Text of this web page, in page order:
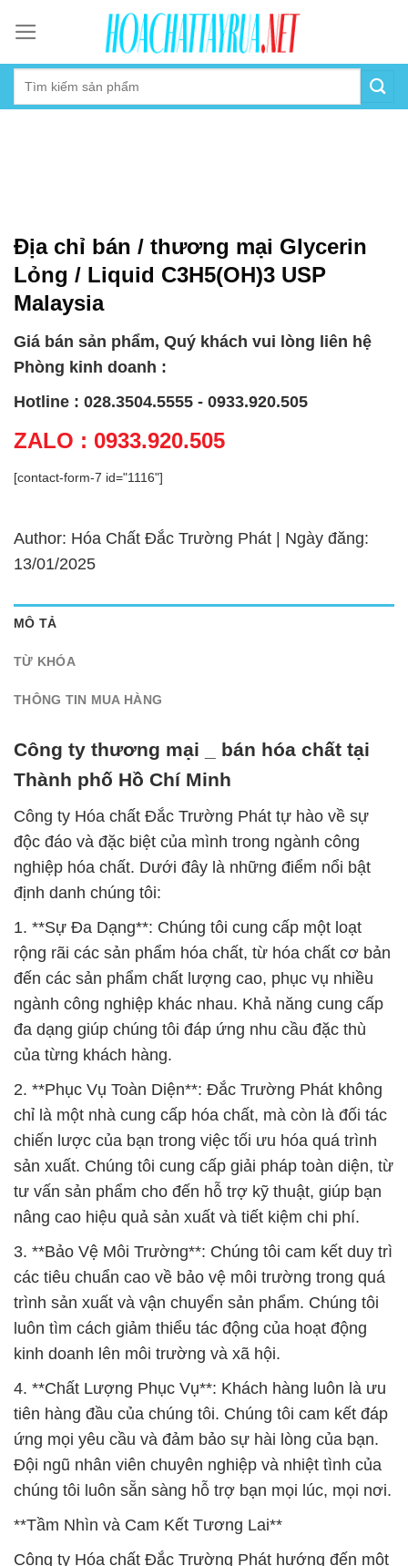
content
Địa chỉ bán / thương mại Glycerin
Lỏng / Liquid C3H5(OH)3 USP
Malaysia
Giá bán sản phẩm, Quý khách vui lòng liên hệ
Phòng kinh doanh :
Hotline : 028.3504.5555 - 0933.920.505
ZALO : 0933.920.505
[contact-form-7 id="1116"]
Author: Hóa Chất Đắc Trường Phát | Ngày đăng:
13/01/2025
MÔ TẢ
TỪ KHÓA
THÔNG TIN MUA HÀNG
Công ty thương mại _ bán hóa chất tại
Thành phố Hồ Chí Minh
Công ty Hóa chất Đắc Trường Phát tự hào về sự
độc đáo và đặc biệt của mình trong ngành công
nghiệp hóa chất. Dưới đây là những điểm nổi bật
định danh chúng tôi:
1. **Sự Đa Dạng**: Chúng tôi cung cấp một loạt
rộng rãi các sản phẩm hóa chất, từ hóa chất cơ bản
đến các sản phẩm chất lượng cao, phục vụ nhiều
ngành công nghiệp khác nhau. Khả năng cung cấp
đa dạng giúp chúng tôi đáp ứng nhu cầu đặc thù
của từng khách hàng.
2. **Phục Vụ Toàn Diện**: Đắc Trường Phát không
chỉ là một nhà cung cấp hóa chất, mà còn là đối tác
chiến lược của bạn trong việc tối ưu hóa quá trình
sản xuất. Chúng tôi cung cấp giải pháp toàn diện, từ
tư vấn sản phẩm cho đến hỗ trợ kỹ thuật, giúp bạn
nâng cao hiệu quả sản xuất và tiết kiệm chi phí.
3. **Bảo Vệ Môi Trường**: Chúng tôi cam kết duy trì
các tiêu chuẩn cao về bảo vệ môi trường trong quá
trình sản xuất và vận chuyển sản phẩm. Chúng tôi
luôn tìm cách giảm thiểu tác động của hoạt động
kinh doanh lên môi trường và xã hội.
4. **Chất Lượng Phục Vụ**: Khách hàng luôn là ưu
tiên hàng đầu của chúng tôi. Chúng tôi cam kết đáp
ứng mọi yêu cầu và đảm bảo sự hài lòng của bạn.
Đội ngũ nhân viên chuyên nghiệp và nhiệt tình của
chúng tôi luôn sẵn sàng hỗ trợ bạn mọi lúc, mọi nơi.
**Tầm Nhìn và Cam Kết Tương Lai**
Công ty Hóa chất Đắc Trường Phát hướng đến một